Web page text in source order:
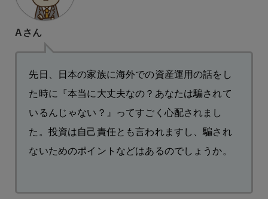
Aさん
先日、日本の家族に海外での資産運用の話をし
た時に『本当に大丈夫なの？あなたは騙されて
いるんじゃない？』ってすごく心配されまし
た。投資は自己責任とも言われますし、騙され
ないためのポイントなどはあるのでしょうか。